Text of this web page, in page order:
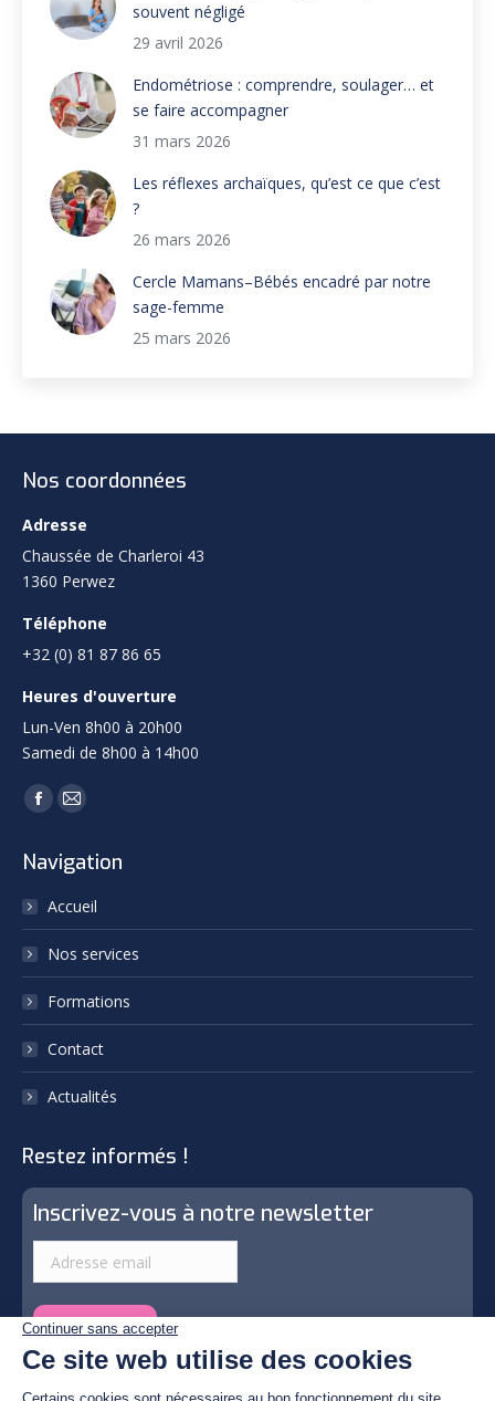
souvent négligé
29 avril 2026
Endométriose : comprendre, soulager… et
se faire accompagner
31 mars 2026
Les réflexes archaïques, qu’est ce que c’est
?
26 mars 2026
Cercle Mamans–Bébés encadré par notre
sage-femme
25 mars 2026
Nos coordonnées
Adresse
Chaussée de Charleroi 43
1360 Perwez
Téléphone
+32 (0) 81 87 86 65
Heures d'ouverture
Lun-Ven 8h00 à 20h00
Samedi de 8h00 à 14h00
Trouvez nous sur :
Facebook
opens
in
new
window
Mail
opens
new
window
Navigation
Accueil
Nos services
Formations
Contact
Actualités
Restez informés !
Inscrivez-vous à notre newsletter